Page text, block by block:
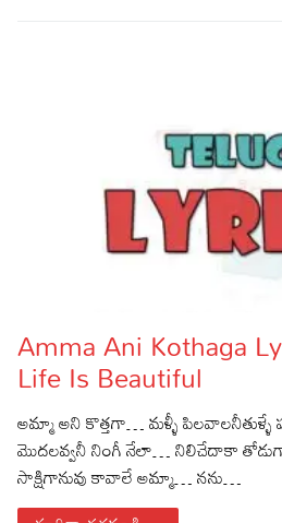
Amma Ani Kothaga
Life Is Beautiful
అమ్మా అని కొత్తగా… మళ్ళీ
మొదలవ్వనీ నింగీ నేలా… నిలిచేదాకా
సాక్షిగానువు కావాలే అమ్మా… నను…